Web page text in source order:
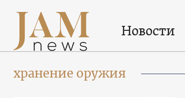
Новости
хранение оружия